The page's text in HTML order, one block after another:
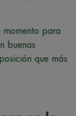
momento para
buenas
que más